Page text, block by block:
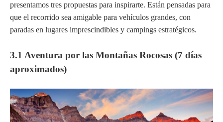
presentamos tres propuestas para inspirarte. Están pensadas para
que el recorrido sea amigable para vehículos grandes, con
paradas en lugares imprescindibles y campings estratégicos.
3.1 Aventura por las Montañas Rocosas (7 días
aproximados)